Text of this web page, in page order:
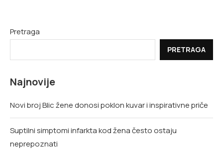
Pretraga
PRETRAGA
Najnovije
Novi broj Blic žene donosi poklon kuvar i inspirativne priče
Suptilni simptomi infarkta kod žena često ostaju
neprepoznati